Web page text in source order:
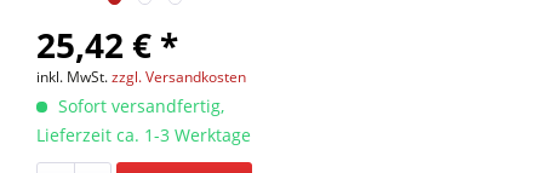
25,42 € *
inkl. MwSt.zzgl. Versandkosten
Sofort versandfertig,
Lieferzeit ca. 1-3 Werktage